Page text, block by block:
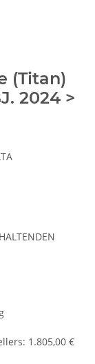
(Titan)
2024 >
: 1.805,00 €